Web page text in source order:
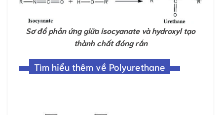
Sơ đồ phản ứng giữa isocyanate và hydroxyl tạo
thành chất đóng rắn
Tìm hiểu thêm về Polyurethane